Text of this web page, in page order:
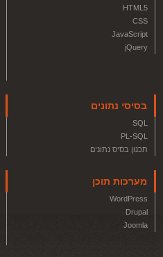
HTML5
CSS
JavaScript
jQuery
בסיסי נתונים
SQL
PL-SQL
תכנון בסיס נתונים
מערכות תוכן
WordPress
Drupal
Joomla